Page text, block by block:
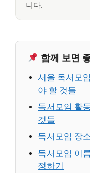
니다.
함께 보면
서울 독서모
야 할 것들
독서모임 활
것들
독서모임 장
독서모임 이
정하기